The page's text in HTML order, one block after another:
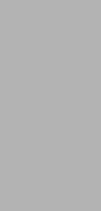
mucho
que quieren
y de